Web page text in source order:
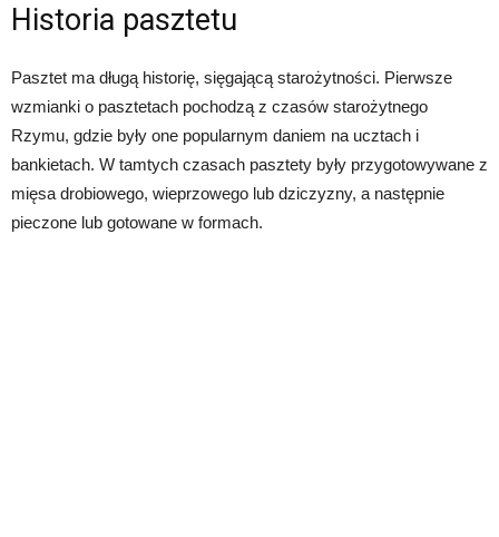
Historia pasztetu
Pasztet ma długą historię, sięgającą starożytności. Pierwsze
wzmianki o pasztetach pochodzą z czasów starożytnego
Rzymu, gdzie były one popularnym daniem na ucztach i
bankietach. W tamtych czasach pasztety były przygotowywane z
mięsa drobiowego, wieprzowego lub dziczyzny, a następnie
pieczone lub gotowane w formach.